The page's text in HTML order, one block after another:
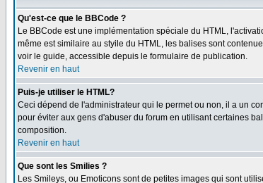
Qu'est-ce que le BBCode ?
Le BBCode est une implémentation spéciale du HTML,
même est similaire au styile du HTML, les balises sont
voir le guide, accessible depuis le formulaire de publication.
Revenir en haut
Puis-je utiliser le HTML?
Ceci dépend de l'administrateur qui le permet ou non, il a un
pour éviter aux gens d'abuser du forum en utilisant certaines
composition.
Revenir en haut
Que sont les Smilies ?
Les Smileys, ou Emoticons sont de petites images qui sont